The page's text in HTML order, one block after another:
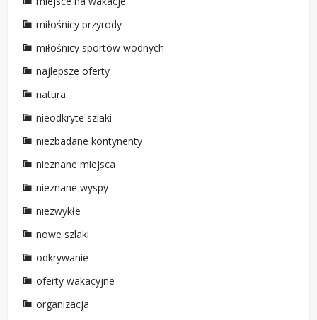
miłośnicy przyrody
miłośnicy sportów wodnych
najlepsze oferty
natura
nieodkryte szlaki
niezbadane kontynenty
nieznane miejsca
nieznane wyspy
niezwykłe
nowe szlaki
odkrywanie
oferty wakacyjne
organizacja